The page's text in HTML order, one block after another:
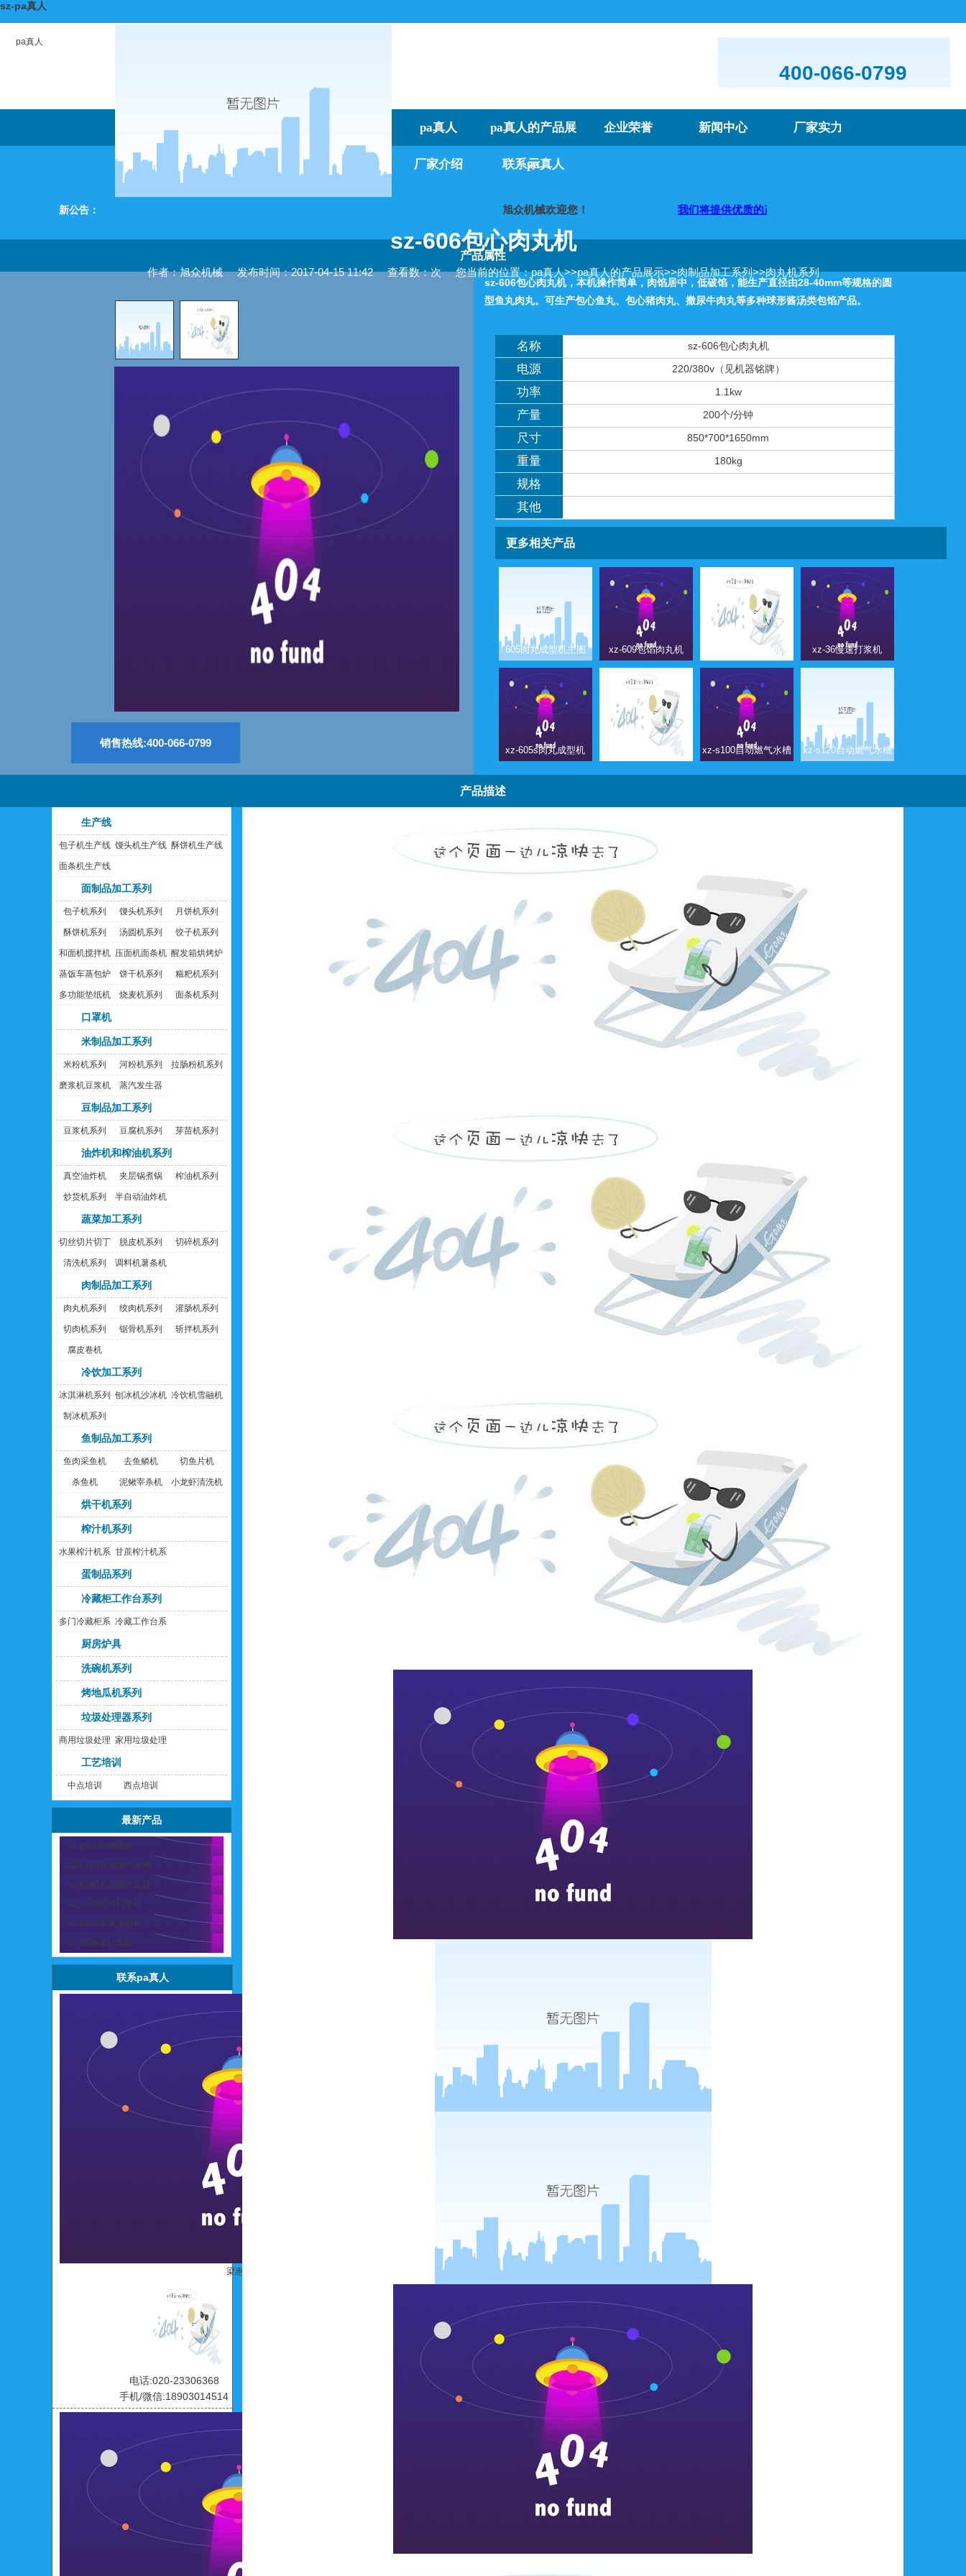
sz-pa真人
pa真人
400-066-0799
pa真人 pa真人的产品展
示
企业荣誉 新闻中心 厂家实力
厂家介绍 联系pa真人
新公告： 旭众机械欢迎您！ 我们将提供优质的产品及服务，欢迎咨询购买
sz-606包心肉丸机
作者：旭众机械 发布时间：2017-04-15 11:42 查看数：次 您当前的位置：pa真人>>pa真人的产品展示>>肉制品加工系列>>肉丸机系列
产品属性
销售热线:400-066-0799
sz-606包心肉丸机，本机操作简单，肉馅居中，低破馅，能生产直径由28-40mm等规格的圆
型鱼丸肉丸。可生产包心鱼丸、包心猪肉丸、撒尿牛肉丸等多种球形酱汤类包馅产品。
名称 sz-606包心肉丸机
电源 220/380v（见机器铭牌）
功率 1.1kw
产量 200个/分钟
尺寸 850*700*1650mm
重量 180kg
规格
其他
更多相关产品
605肉丸成型机主图 xz-609包馅肉丸机 sz-22快速打浆机 xz-36慢速打浆机
xz-605s肉丸成型机 xz-zl-36制冷打浆机 xz-s100自动燃气水槽 xz-s120自动燃气水槽
产品描述
生产线
包子机生产线 馒头机生产线 酥饼机生产线
面条机生产线
面制品加工系列
包子机系列 馒头机系列 月饼机系列
酥饼机系列 汤圆机系列 饺子机系列
和面机搅拌机 压面机面条机 醒发箱烘烤炉
蒸饭车蒸包炉 饼干机系列 糍粑机系列
多功能垫纸机 烧麦机系列 面条机系列
口罩机
米制品加工系列
米粉机系列 河粉机系列 拉肠粉机系列
磨浆机豆浆机 蒸汽发生器
豆制品加工系列
豆浆机系列 豆腐机系列 芽苗机系列
油炸机和榨油机系列
真空油炸机 夹层锅煮锅 榨油机系列
炒货机系列 半自动油炸机
蔬菜加工系列
切丝切片切丁
机
脱皮机系列 切碎机系列
清洗机系列 调料机薯条机
肉制品加工系列
肉丸机系列 绞肉机系列 灌肠机系列
切肉机系列 锯骨机系列 斩拌机系列
腐皮卷机
冷饮加工系列
冰淇淋机系列 刨冰机沙冰机 冷饮机雪融机
制冰机系列
鱼制品加工系列
鱼肉采鱼机 去鱼鳞机 切鱼片机
杀鱼机 泥鳅宰杀机 小龙虾清洗机
烘干机系列
榨汁机系列
水果榨汁机系
列
甘蔗榨汁机系
蛋制品系列
冷藏柜工作台系列
多门冷藏柜系
列
冷藏工作台系
厨房炉具
洗碗机系列
烤地瓜机系列
垃圾处理器系列
商用垃圾处理
器
家用垃圾处理
工艺培训
中点培训 西点培训
最新产品
xz-yxl-50b烟熏炉
xz-s120自动燃气水槽
xz-s100自动燃气水槽
xz-zl-36制冷打浆机
xz-605s肉丸成型机
xz-36慢速打浆机
联系pa真人
梁惠玲
电话:020-23306368
手机/微信:18903014514